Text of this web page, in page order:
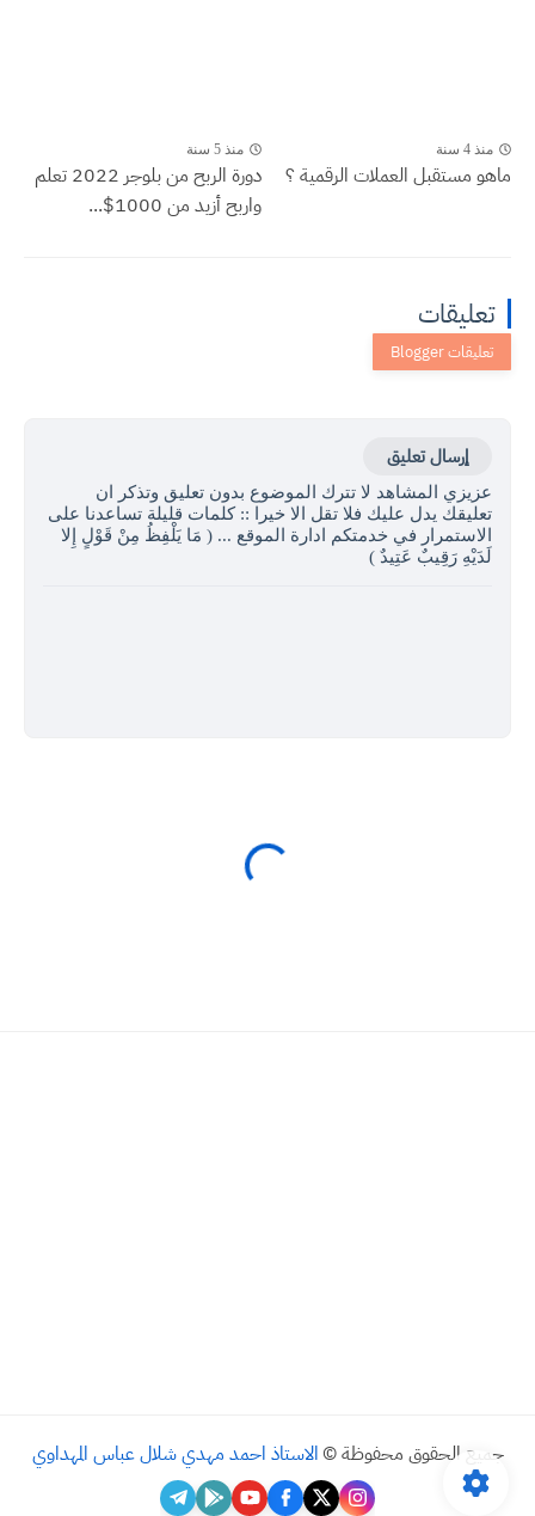
منذ 4 سنة
ماهو مستقبل العملات الرقمية ؟
منذ 5 سنة
دورة الربح من بلوجر 2022 تعلم
واربح أزيد من 1000$...
تعليقات
إرسال تعليق
عزيزي المشاهد لا تترك الموضوع بدون تعليق وتذكر ان
تعليقك يدل عليك فلا تقل الا خيرا :: كلمات قليلة تساعدنا على
الاستمرار في خدمتكم ادارة الموقع ... ( مَا يَلْفِظُ مِنْ قَوْلٍ إِلا
لَدَيْهِ رَقِيبٌ عَتِيدٌ )
جميع الحقوق محفوظة © الاستاذ احمد مهدي شلال عباس المهداوي